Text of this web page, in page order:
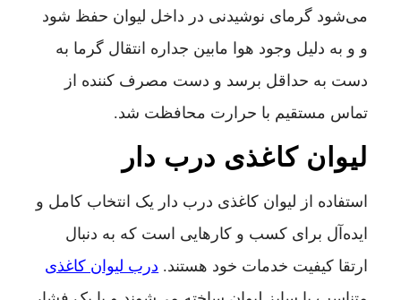
می‌شود گرمای نوشیدنی در داخل لیوان حفظ شود
و و به دلیل وجود هوا مابین جداره انتقال گرما به
دست به حداقل برسد و دست مصرف کننده از
تماس مستقیم با حرارت محافظت شد.
لیوان کاغذی درب دار
استفاده از لیوان کاغذی درب دار یک انتخاب کامل و
اید‌ه‌آل برای کسب و کارهایی است که به دنبال
ارتقا کیفیت خدمات خود هستند. درب لیوان کاغذی